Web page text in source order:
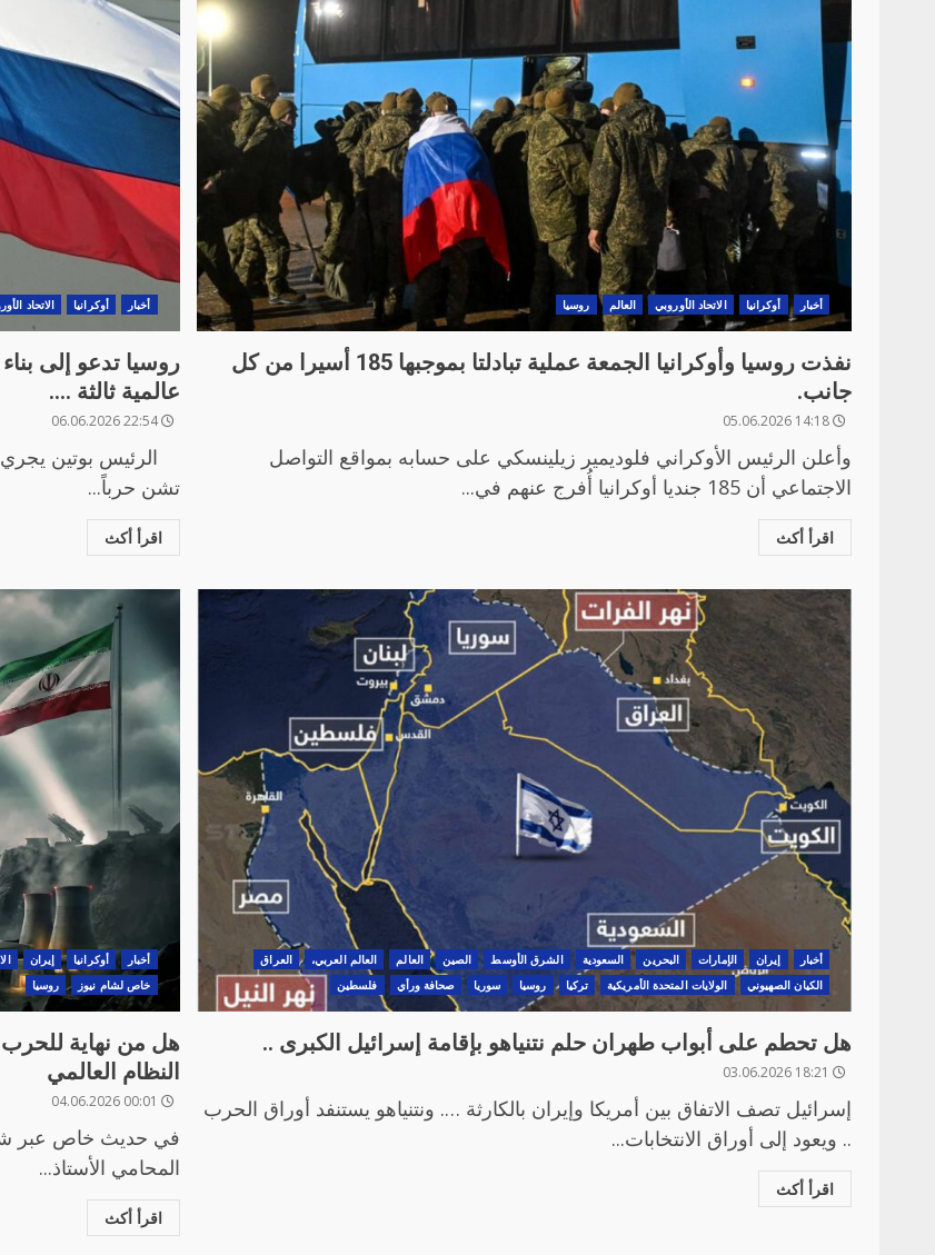
أخبار أوكرانيا الاتحاد
روسيا تدعو إلى
عالمية ثالثة ….
22:54 06.06.2026
الرئيس بوتين يجري
تشن حرباً...
اقرأ أكث
أخبار أوكرانيا الاتحاد الأوروبي العالم روسيا
نفذت روسيا وأوكرانيا الجمعة عملية تبادلتا بموجبها 185 أسيرا من كل
جانب.
وأعلن الرئيس الأوكراني فلوديمير زيلينسكي على حسابه بمواقع التواصل
الاجتماعي أن 185 جنديا أوكرانيا أُفرج عنهم في...
اقرأ أكث
أخبار أوكرانيا ‏إيران
خاص لشام نيوز
روسيا
هل من نهاية للحرب
النظام العالمي
في حديث خاص عبر
المحامي الأستاذ...
اقرأ أكث
أخبار ‏إيران الإمارات البحرين السعودية الشرق الأوسط الصين العالم العالم العربي،
العراق
الكيان الصهيوني
الولايات المتحدة الأمريكية تركيا روسيا سوريا صحافة ورأي فلسطين
هل تحطم على أبواب طهران حلم نتنياهو بإقامة إسرائيل الكبرى ..
إسرائيل تصف الاتفاق بين أمريكا وإيران بالكارثة …. ونتنياهو يستنفد أوراق الحرب
.. ويعود إلى أوراق الانتخابات...
اقرأ أكث